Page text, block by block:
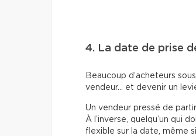
4. La date de prise
Beaucoup d’acheteurs
vendeur… et devenir un
Un vendeur pressé de partir
À l’inverse, quelqu’un qui
flexible sur la date, même